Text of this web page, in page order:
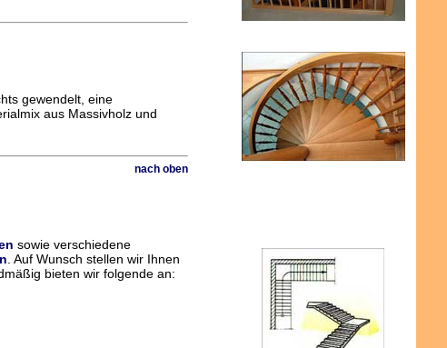
gewendelt, eine
aus Massivholz und
nach oben
sowie verschiedene
. Auf Wunsch stellen wir Ihnen
bieten wir folgende an: